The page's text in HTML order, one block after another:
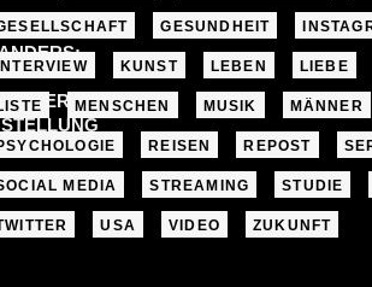
DER
GESUNDHEIT
INTERVIEW KUNST LEBEN LIEBE
MENSCHEN MUSIK MÄNNER
REISEN REPOST
MEDIA STREAMING STUDIE
USA VIDEO ZUKUNFT